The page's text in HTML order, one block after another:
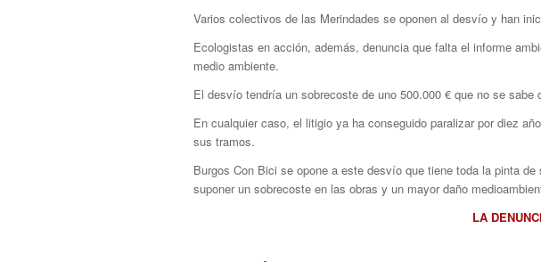
Varios colectivos de las Merindades se oponen al desvío y han
Ecologistas en acción, además, denuncia que falta el informe
medio ambiente.
El desvío tendría un sobrecoste de uno 500.000 € que no se
En cualquier caso, el litigio ya ha conseguido paralizar por diez
sus tramos.
Burgos Con Bici se opone a este desvío que tiene toda la pinta
suponer un sobrecoste en las obras y un mayor daño
LA